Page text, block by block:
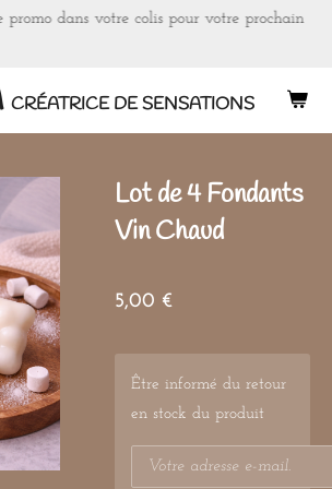
CRÉATRICE DE SENSATIONS
promo dans votre colis pour votre prochain
Lot de 4 Fondants
Vin Chaud
5,00 €
Être informé du retour
en stock du produit